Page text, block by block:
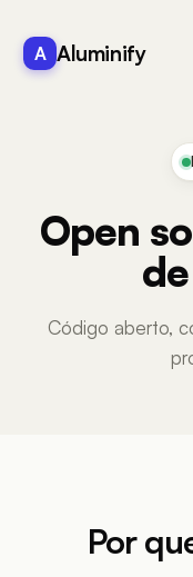
A Aluminify
Open
Código aberto,
Por